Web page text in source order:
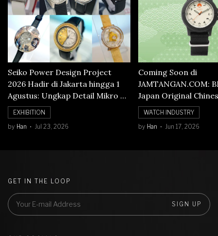
Seiko Power Design Project
2026 Hadir di Jakarta hingga 1
Agustus: Ungkap Detail Mikro di
Balik Seni Watchmaking
EXHIBITION
by Han Jul 23, 2026
Coming Soon di
JAMTANGAN.COM:
Japan Original
Numerals Watch
WATCH INDUSTRY
by Han Jun 17, 2026
GET IN THE LOOP
SIGN UP